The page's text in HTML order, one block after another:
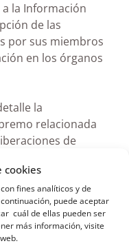
cookies
con fines analíticos y de
puede aceptar
cuál de ellas pueden ser
más información, visite
a la Información
de las
por sus miembros
en los órganos
la
relacionada
de
criterios
oficial y lo
no se reconoce